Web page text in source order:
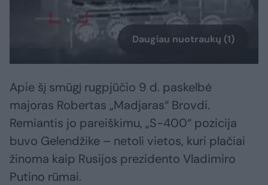
Daugiau nuotraukų (1)
Apie šį smūgį rugpjūčio 9 d. paskelbė
majoras Robertas „Madjaras“ Brovdi.
Remiantis jo pareiškimu, „S-400“ pozicija
buvo Gelendžike – netoli vietos, kuri plačiai
žinoma kaip Rusijos prezidento Vladimiro
Putino rūmai.